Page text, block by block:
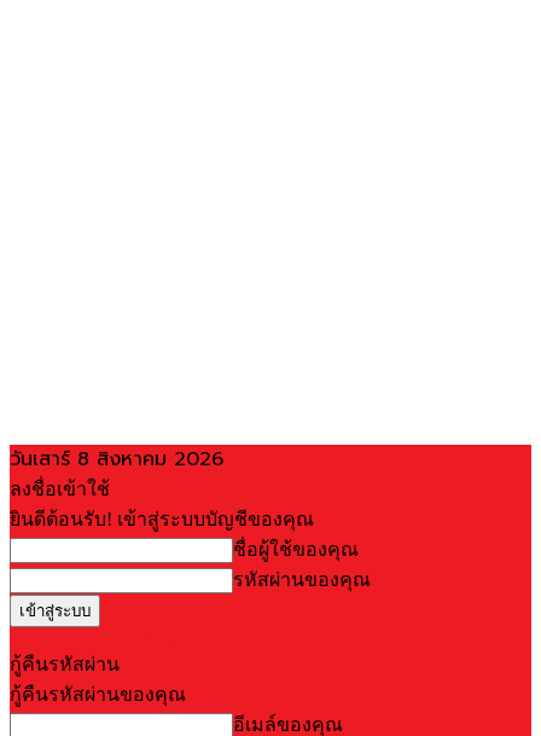
วันเสาร์ 8 สิงหาคม 2026
ลงชื่อเข้าใช้
ยินดีต้อนรับ! เข้าสู่ระบบบัญชีของคุณ
ชื่อผู้ใช้ของคุณ
รหัสผ่านของคุณ
กู้คืนรหัสผ่าน
กู้คืนรหัสผ่านของคุณ
อีเมล์ของคุณ